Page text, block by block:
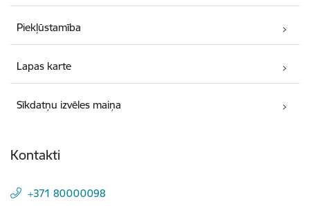
Piekļūstamība
Lapas karte
Sīkdatņu izvēles maiņa
Kontakti
+371 80000098